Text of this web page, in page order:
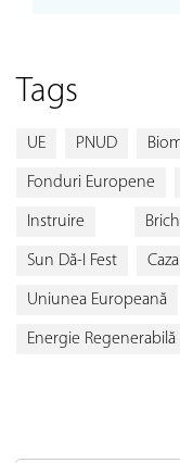
Tags
UE PNUD
Fonduri Europene
Instruire
Sun Dă-I Fest
Uniunea Europeană
Energie Regenerabilă